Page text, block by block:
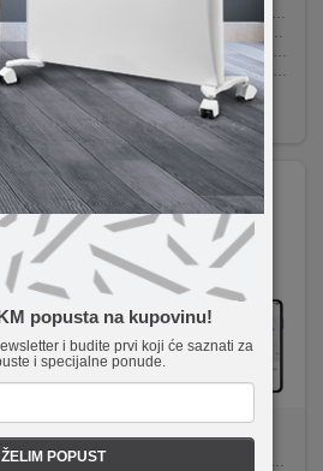
popusta na kupovinu!
i budite prvi koji će saznati za
i specijalne ponude.
ŽELIM POPUST
Tri razine podesivog protoka vode
PreciSense LiDAR navigacija s 360° skeniranjem
RockDock Plus stanica za automatsko pražnjenje prašine
Fleksibilno upravljanje putem mobilne aplikacije
639,90KM
Velika usisna snaga i Lidar senzor